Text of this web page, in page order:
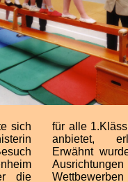
sich
die
für alle 1.Klässler, die der Verein
anbietet,
Erwähnt